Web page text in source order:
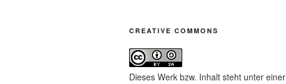
CREATIVE COMMONS
Dieses Werk bzw. Inhalt steht unter einer